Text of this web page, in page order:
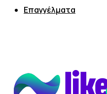
Επαγγέλματα